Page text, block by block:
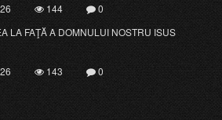
144
0
LA FAŢĂ A DOMNULUI NOSTRU ISUS
143 0